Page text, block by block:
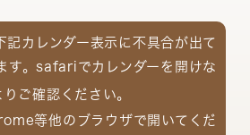
カレンダー表示に不具合が出て
す。safariでカレンダーを開けな
りご確認ください。
等他のブラウザで開いてくだ